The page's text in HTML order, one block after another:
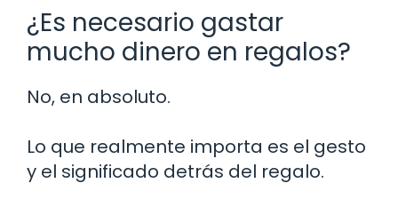
¿Es necesario gastar
mucho dinero en regalos?
No, en absoluto.
Lo que realmente importa es el gesto
y el significado detrás del regalo.